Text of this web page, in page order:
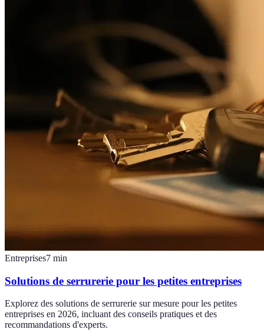
Entreprises7 min
Solutions de serrurerie pour les petites entreprises
Explorez des solutions de serrurerie sur mesure pour les petites
entreprises en 2026, incluant des conseils pratiques et des
recommandations d'experts.